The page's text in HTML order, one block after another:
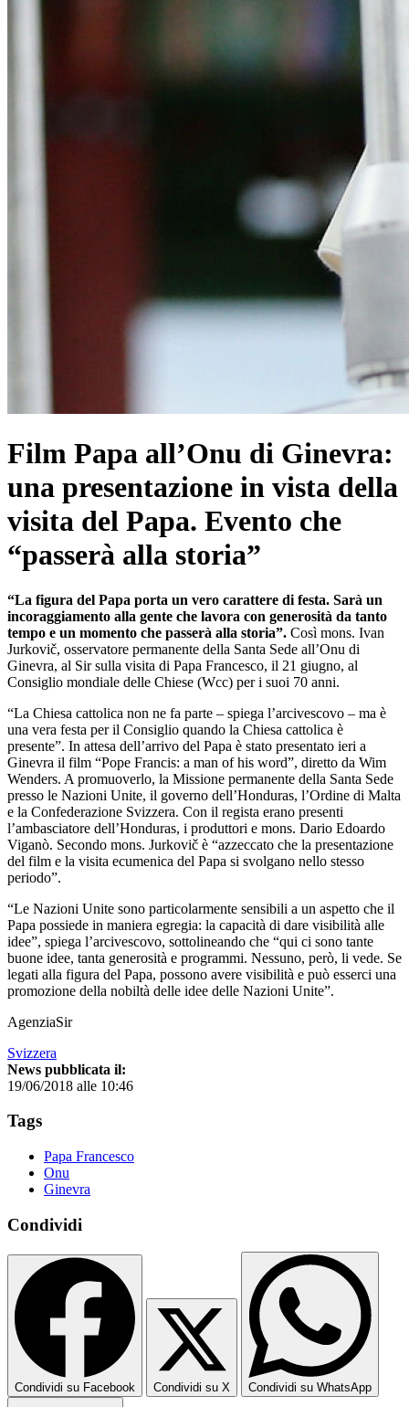
Film Papa all’Onu di Ginevra:
una presentazione in vista della
visita del Papa. Evento che
“passerà alla storia”
“La figura del Papa porta un vero carattere di festa. Sarà un
incoraggiamento alla gente che lavora con generosità da tanto
tempo e un momento che passerà alla storia”. Così mons. Ivan
Jurkovič, osservatore permanente della Santa Sede all’Onu di
Ginevra, al Sir sulla visita di Papa Francesco, il 21 giugno, al
Consiglio mondiale delle Chiese (Wcc) per i suoi 70 anni.
“La Chiesa cattolica non ne fa parte – spiega l’arcivescovo – ma è
una vera festa per il Consiglio quando la Chiesa cattolica è
presente”. In attesa dell’arrivo del Papa è stato presentato ieri a
Ginevra il film “Pope Francis: a man of his word”, diretto da Wim
Wenders. A promuoverlo, la Missione permanente della Santa Sede
presso le Nazioni Unite, il governo dell’Honduras, l’Ordine di Malta
e la Confederazione Svizzera. Con il regista erano presenti
l’ambasciatore dell’Honduras, i produttori e mons. Dario Edoardo
Viganò. Secondo mons. Jurkovič è “azzeccato che la presentazione
del film e la visita ecumenica del Papa si svolgano nello stesso
periodo”.
“Le Nazioni Unite sono particolarmente sensibili a un aspetto che il
Papa possiede in maniera egregia: la capacità di dare visibilità alle
idee”, spiega l’arcivescovo, sottolineando che “qui ci sono tante
buone idee, tanta generosità e programmi. Nessuno, però, li vede. Se
legati alla figura del Papa, possono avere visibilità e può esserci una
promozione della nobiltà delle idee delle Nazioni Unite”.
AgenziaSir
Svizzera
News pubblicata il:
19/06/2018 alle 10:46
Tags
Papa Francesco
Onu
Ginevra
Condividi
Condividi su Facebook Condividi su X Condividi su WhatsApp